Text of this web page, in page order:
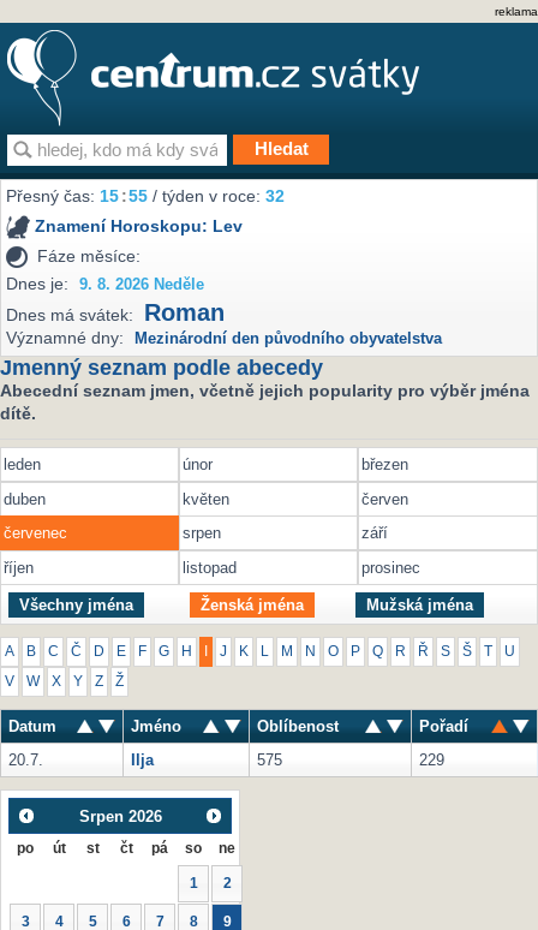
reklama
Přesný čas:15:55 / týden v roce:32
Znamení Horoskopu: Lev
Fáze měsíce:
Dnes je:
9. 8. 2026 Neděle
Dnes má svátek: Roman
Významné dny: Mezinárodní den původního obyvatelstva
Jmenný seznam podle abecedy
Abecední seznam jmen, včetně jejich popularity pro výběr jména
dítě.
leden únor
březen
duben
květen
červen
červenec
srpen
září
říjen
listopad prosinec
Všechny jména Ženská jména Mužská jména
A B C Č D E F G H J K M N O P Q R Ř S Š U
V W X Y Z Ž
Datum Jméno Oblíbenost
Pořadí
20.7.
Ilja 575 229
Srpen 2026
po út st čt pá so ne
1 2
3 4 5 6 7 8 9